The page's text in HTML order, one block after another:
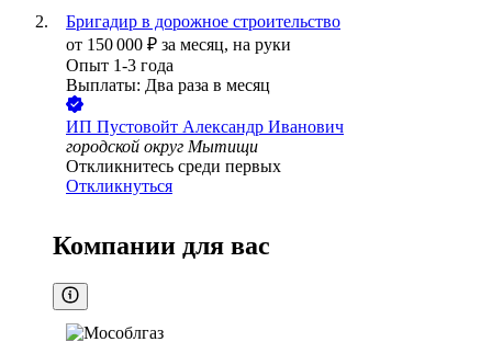
Бригадир в дорожное строительство
от 150 000 ₽ за месяц, на руки
Опыт 1-3 года
Выплаты: Два раза в месяц
ИП Пустовойт Александр Иванович
городской округ Мытищи
Откликнитесь среди первых
Откликнуться
Компании для вас